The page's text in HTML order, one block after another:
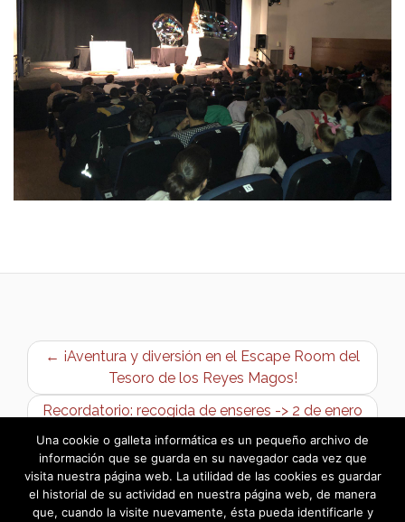
← ¡Aventura y diversión en el Escape Room del
Tesoro de los Reyes Magos!
Recordatorio: recogida de enseres -> 2 de enero
de 2025 →
Una cookie o galleta informática es un pequeño archivo de
información que se guarda en su navegador cada vez que
visita nuestra página web. La utilidad de las cookies es guardar
el historial de su actividad en nuestra página web, de manera
que, cuando la visite nuevamente, ésta pueda identificarle y